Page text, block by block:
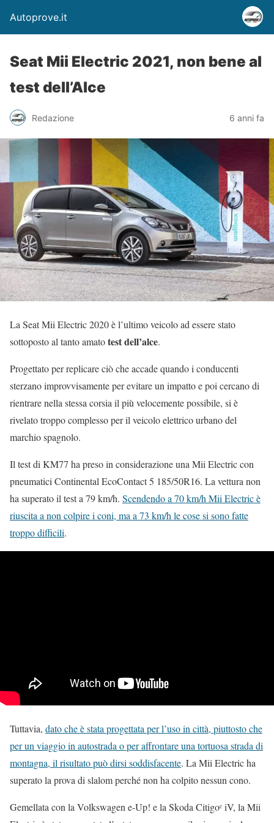
Autoprove.it
Seat Mii Electric 2021, non bene al
test dell’Alce
Redazione 6 anni fa
La Seat Mii Electric 2020 è l’ultimo veicolo ad essere stato
sottoposto al tanto amatotest dell’alce.
Progettato per replicare ciò che accade quando i conducenti
sterzano improvvisamente per evitare un impatto e poi cercano di
rientrare nella stessa corsia il più velocemente possibile, si è
rivelato troppo complesso per il veicolo elettrico urbano del
marchio spagnolo.
Il test di KM77 ha preso in considerazione una Mii Electric con
pneumatici Continental EcoContact 5 185/50R16. La vettura non
ha superato il test a 79 km/h. Scendendo a 70 km/h Mii Electric è
riuscita a non colpire i coni, ma a 73 km/h le cose si sono fatte
troppo difficili.
Tuttavia, dato che è stata progettata per l’uso in città, piuttosto che
per un viaggio in autostrada o per affrontare una tortuosa strada di
montagna, il risultato può dirsi soddisfacente. La Mii Electric ha
superato la prova di slalom perché non ha colpito nessun cono.
Gemellata con la Volkswagen e-Up! e la Skoda Citigoᵉ iV, la Mii